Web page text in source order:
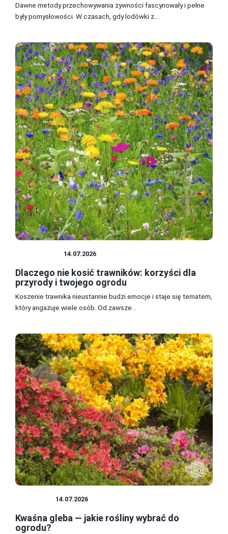
Dawne metody przechowywania żywności fascynowały i pełne
były pomysłowości. W czasach, gdy lodówki z...
14.07.2026
Dlaczego nie kosić trawników: korzyści dla
przyrody i twojego ogrodu
Koszenie trawnika nieustannie budzi emocje i staje się tematem,
który angażuje wiele osób. Od zawsze...
14.07.2026
Kwaśna gleba — jakie rośliny wybrać do
ogrodu?